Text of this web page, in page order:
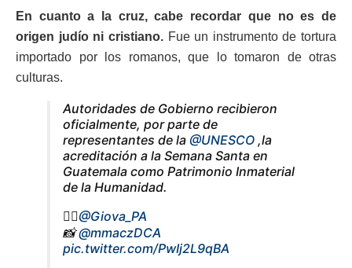
En cuanto a la cruz, cabe recordar que no es de
origen judío ni cristiano.Fue un instrumento de tortura
importado por los romanos, que lo tomaron de otras
culturas.
Autoridades de Gobierno recibieron
oficialmente, por parte de
representantes de la @UNESCO ,la
acreditación a la Semana Santa en
Guatemala como Patrimonio Inmaterial
de la Humanidad.
✍🏼@Giova_PA
📸@mmaczDCA
pic.twitter.com/PwIj2L9qBA